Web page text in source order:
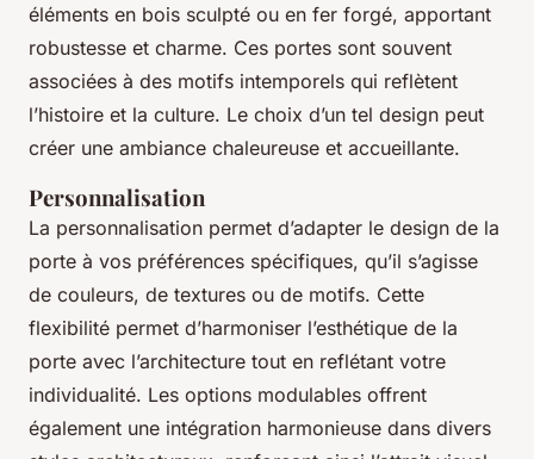
éléments en bois sculpté ou en fer forgé, apportant
robustesse et charme. Ces portes sont souvent
associées à des motifs intemporels qui reflètent
l’histoire et la culture. Le choix d’un tel design peut
créer une ambiance chaleureuse et accueillante.
Personnalisation
La personnalisation permet d’adapter le design de la
porte à vos préférences spécifiques, qu’il s’agisse
de couleurs, de textures ou de motifs. Cette
flexibilité permet d’harmoniser l’esthétique de la
porte avec l’architecture tout en reflétant votre
individualité. Les options modulables offrent
également une intégration harmonieuse dans divers